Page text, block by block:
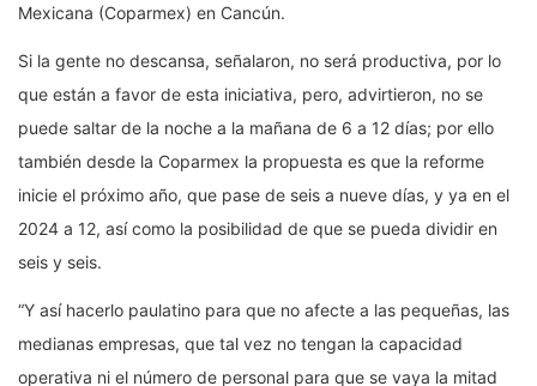
Mexicana (Coparmex) en Cancún.
Si la gente no descansa, señalaron, no será productiva, por lo
que están a favor de esta iniciativa, pero, advirtieron, no se
puede saltar de la noche a la mañana de 6 a 12 días; por ello
también desde la Coparmex la propuesta es que la reforme
inicie el próximo año, que pase de seis a nueve días, y ya en el
2024 a 12, así como la posibilidad de que se pueda dividir en
seis y seis.
“Y así hacerlo paulatino para que no afecte a las pequeñas, las
medianas empresas, que tal vez no tengan la capacidad
operativa ni el número de personal para que se vaya la mitad